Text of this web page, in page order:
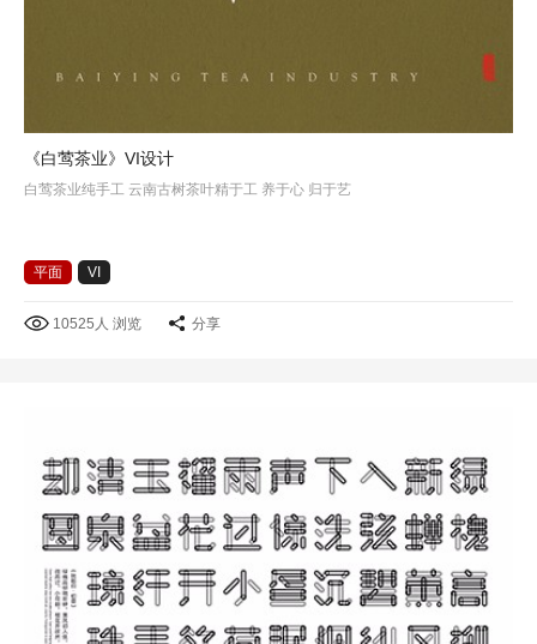
《白莺茶业》VI设计
白莺茶业纯手工 云南古树茶叶精于工 养于心 归于艺
平面 VI
10525人 浏览 分享